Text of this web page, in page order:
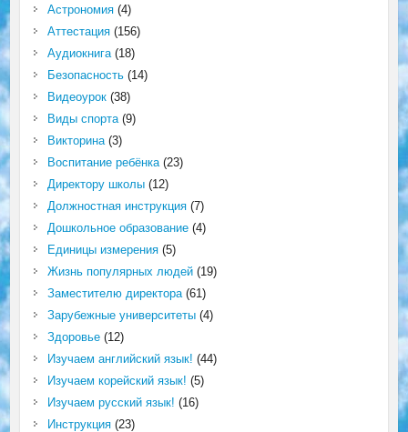
Астрономия(4)
Аттестация(156)
Аудиокнига(18)
Безопасность(14)
Видеоурок(38)
Виды спорта(9)
Викторина(3)
Воспитание ребёнка(23)
Директору школы(12)
Должностная инструкция(7)
Дошкольное образование(4)
Единицы измерения(5)
Жизнь популярных людей(19)
Заместителю директора(61)
Зарубежные университеты(4)
Здоровье(12)
Изучаем английский язык! (44)
Изучаем корейский язык! (5)
Изучаем русский язык! (16)
Инструкция(23)